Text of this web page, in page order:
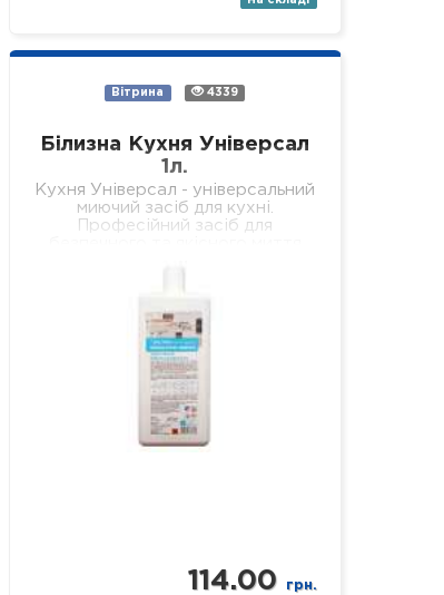
Вітрина 4339
Білизна Кухня Універсал
1л.
Кухня Універсал - універсальний
миючий засіб для кухні.
Професійний засіб для
114.00 грн.